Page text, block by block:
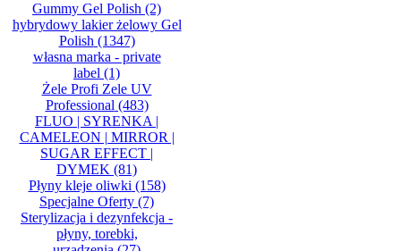
Gummy Gel Polish (2)
hybrydowy lakier żelowy Gel
Polish (1347)
własna marka - private
label (1)
Żele Profi Zele UV
Professional (483)
FLUO | SYRENKA |
CAMELEON | MIRROR |
SUGAR EFFECT |
DYMEK (81)
Płyny kleje oliwki (158)
Specjalne Oferty (7)
Sterylizacja i dezynfekcja -
płyny, torebki,